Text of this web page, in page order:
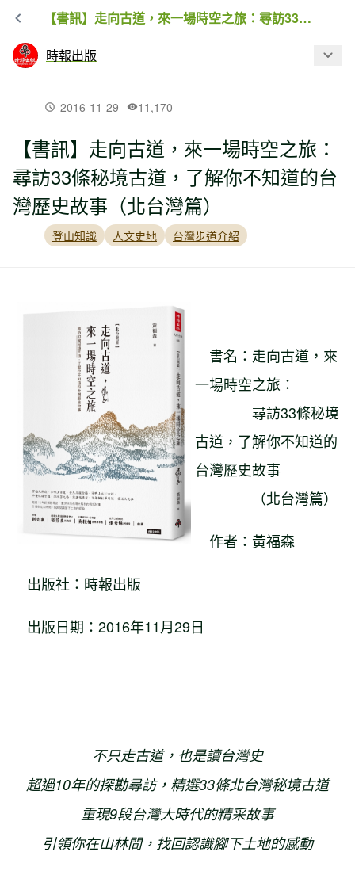
【書訊】走向古道，來一場時空之旅：尋訪33條秘境古道，了解你不知道的台灣歷史故事（北台灣篇）
時報出版
最新文章
【書訊】再見‧草山：陽明山的這些年
那些事
【書訊】跟著救生員學水中自救：30堂
防溺教育課，危急時刻，做自己的救命
【書訊】45%的天堂
2016-11-29 11,170
【書訊】走向古道，來一場時空之旅：
尋訪33條秘境古道，了解你不知道的台
灣歷史故事（北台灣篇）
登山知識 人文史地 台灣步道介紹
書名：走向古道，來
一場時空之旅：
尋訪33條秘境
古道，了解你不知道的
台灣歷史故事
（北台灣篇）
作者：黃福森
出版社：時報出版
出版日期：2016年11月29日
不只走古道，也是讀台灣史
超過10年的探勘尋訪，精選33條北台灣秘境古道
重現9段台灣大時代的精采故事
引領你在山林間，找回認識腳下土地的感動